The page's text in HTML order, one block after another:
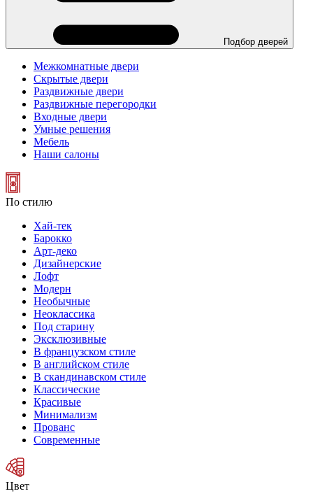
Подбор дверей
Межкомнатные двери
Скрытые двери
Раздвижные двери
Раздвижные перегородки
Входные двери
Умные решения
Мебель
Наши салоны
По стилю
Хай-тек
Барокко
Арт-деко
Дизайнерские
Лофт
Модерн
Необычные
Неоклассика
Под старину
Эксклюзивные
В французском стиле
В английском стиле
В скандинавском стиле
Классические
Красивые
Минимализм
Прованс
Современные
Цвет